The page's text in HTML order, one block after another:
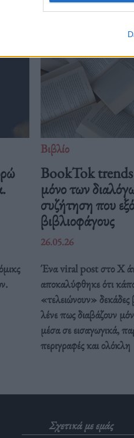
Βιβλίο
BookTok
μόνο των
συζήτηση που
βιβλιοφάγους
26.05.26
Ένα viral post στο X
αποκαλύφθηκε ότι
«τελειώνουν» δεκάδες
λένε πως διαβάζουν
μέσα σε εισαγωγικά,
περιγραφές και ολόκλη
Σχετικά με εμάς